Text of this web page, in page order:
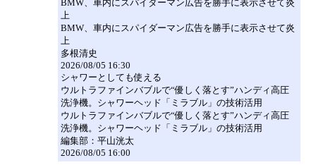
BMW、車内にスパイダーマン広告を勝手に表示させて炎
上
BMW、車内にスパイダーマン広告を勝手に表示させて炎
上
多根清史
2026/08/05 16:30
シャワーとしても使える
ウルトラファインバブルで“優しく落とす”ハンディ高圧
洗浄機。シャワーヘッド「ミラブル」の技術活用
ウルトラファインバブルで“優しく落とす”ハンディ高圧
洗浄機。シャワーヘッド「ミラブル」の技術活用
編集部：平山洸太
2026/08/05 16:00